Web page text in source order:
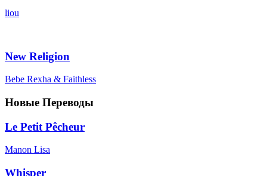
liou
New Religion
Bebe Rexha & Faithless
Новые Переводы
Le Petit Pêcheur
Manon Lisa
Whisper